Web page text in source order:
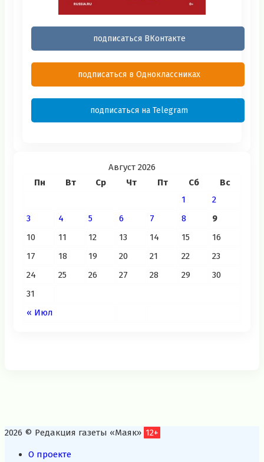
подписаться ВКонтакте
подписаться в Одноклассниках
подписаться на Telegram
Август 2026
Пн
Вт Ср Чт Пт Сб Вс
« Июл
1
2
3
4 5 6 7 8
9
10
11 12 13 14 15
16
17
18 19 20 21 22
23
24
25 26 27 28 29
30
31
2026 © Редакция газеты «Маяк» 12+
О проекте